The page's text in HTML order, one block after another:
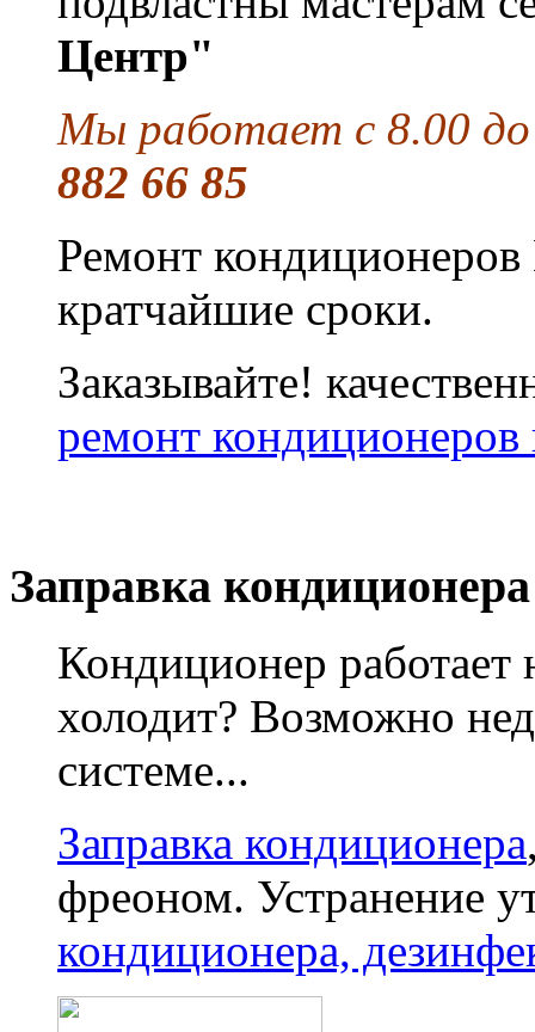
Центр"
Мы работает с 8.00
882 66 85
Ремонт
кратчайшие сроки.
Заказывайте!
ремонт кондиционеров
Заправка кондиционера
Кондиционер работает
холодит? Возможно
системе...
Заправка кондиционера
фреоном. Устранение
кондиционера,